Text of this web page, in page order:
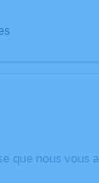
que nous vous